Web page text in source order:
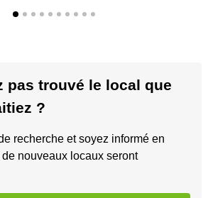
pas trouvé le local que
?
recherche et soyez informé en
nouveaux locaux seront